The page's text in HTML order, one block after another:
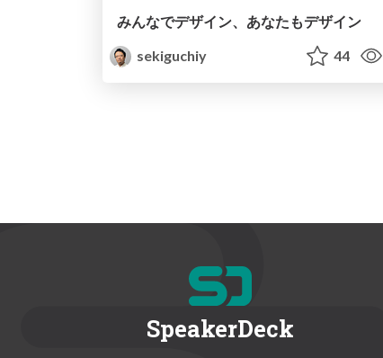
みんなでデザイン、あなたもデザイン
sekiguchiy
44
SpeakerDeck